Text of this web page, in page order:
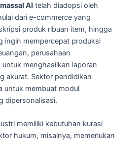
AI telah diadopsi oleh
dari e-commerce yang
produk ribuan item, hingga
ingin mempercepat produksi
perusahaan
menghasilkan laporan
akurat. Sektor pendidikan
untuk membuat modul
dipersonalisasi.
memiliki kebutuhan kurasi
hukum, misalnya, memerlukan